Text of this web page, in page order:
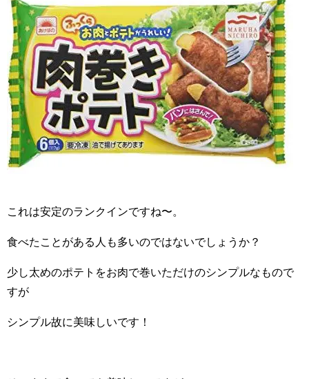
これは安定のランクインですね〜。
食べたことがある人も多いのではないでしょうか？
少し太めのポテトをお肉で巻いただけのシンプルなもので
すが
シンプル故に美味しいです！